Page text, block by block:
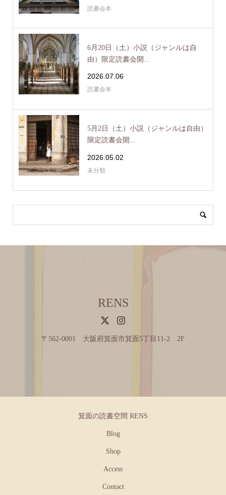
読書会本
6月20日（土）小説（ジャンルは自
由）限定読書会開...
2026.07.06
読書会本
5月2日（土）小説（ジャンルは自由）
限定読書会開...
2026.05.02
未分類
RENS
〒562-0001 大阪府箕面市箕面5丁目11-2 2F
箕面の読書空間 RENS
Blog
Shop
Access
Contact